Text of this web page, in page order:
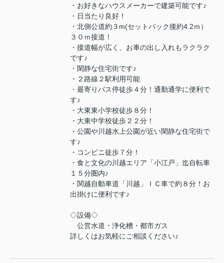
・お好きなハウスメーカーで建築可能です♪
・日当たり良好！
・北側公道約３m(セットバック後約4.2ｍ）
３０ｍ接道！
・接道幅が広く、お車の出し入れもラクラク
です♪
・閑静な住宅街です♪
・２路線２駅利用可能
・最寄りバス停徒歩４分！通勤通学に便利で
す♪
・大東東小学校徒歩８分！
・大東中学校徒歩２２分！
・公園や川越水上公園が近い閑静な住宅街で
す♪
・コンビニ徒歩７分！
・食と文化の川越エリア「小江戸」迄自転車
１５分圏内♪
・関越自動車道「川越」ＩＣ車で約８分！お
出掛けに便利です♪
◇設備◇
公営水道・浄化槽・都市ガス
詳しくはお気軽にご相談ください♪